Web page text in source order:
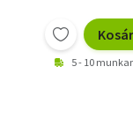
5 - 10